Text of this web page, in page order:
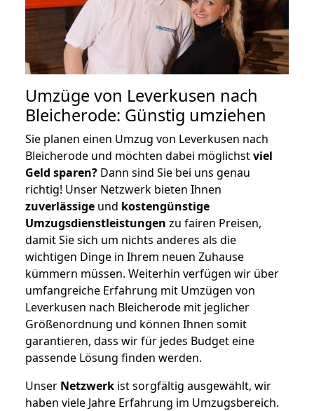
Umzüge von Leverkusen nach
Bleicherode: Günstig umziehen
Sie planen einen Umzug von Leverkusen nach
Bleicherode und möchten dabei möglichstviel
Geld sparen? Dann sind Sie bei uns genau
richtig! Unser Netzwerk bieten Ihnen
zuverlässige und kostengünstige
Umzugsdienstleistungen zu fairen Preisen,
damit Sie sich um nichts anderes als die
wichtigen Dinge in Ihrem neuen Zuhause
kümmern müssen. Weiterhin verfügen wir über
umfangreiche Erfahrung mit Umzügen von
Leverkusen nach Bleicherode mit jeglicher
Größenordnung und können Ihnen somit
garantieren, dass wir für jedes Budget eine
passende Lösung finden werden.
Unser Netzwerk ist sorgfältig ausgewählt, wir
haben viele Jahre Erfahrung im Umzugsbereich.